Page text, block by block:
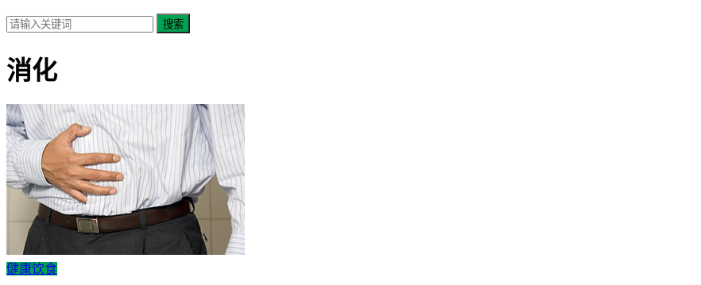
搜索
消化
健康饮食